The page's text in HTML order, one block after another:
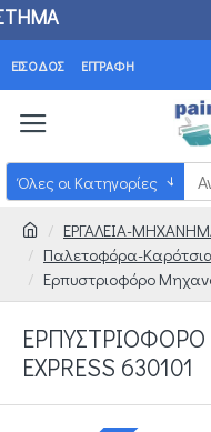
ΚΑΤΑΣΤΗΜΑ
ΕΊΣΟΔΟΣ ΕΓΓΡΑΦΉ
Όλες οι Κατηγορίες
ΕΡΓΑΛΕΙΑ-
Παλετοφόρα-
Ερπυστριοφόρο
EXPRESS 630101